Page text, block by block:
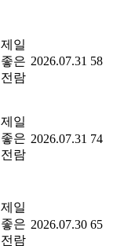
제일
좋은
전람
2026.07.31 58
제일
좋은
전람
2026.07.31 74
제일
좋은
전람
2026.07.30 65